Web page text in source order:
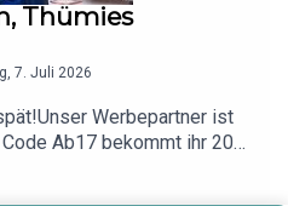
Thümies
7. Juli 2026
Werbepartner ist
Ab17 bekommt ihr 20%,
r/1qdkaSnEW5